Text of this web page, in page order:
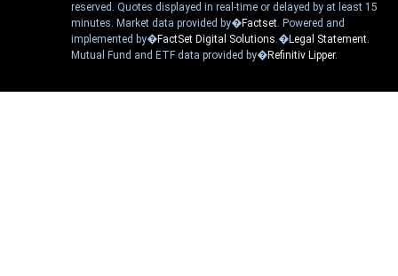
reserved. Quotes displayed in real-time or delayed by at least 15
minutes. Market data provided by�Factset. Powered and
implemented by�FactSet Digital Solutions.�Legal Statement.
Mutual Fund and ETF data provided by�Refinitiv Lipper.